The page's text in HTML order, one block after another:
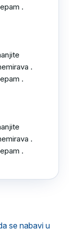
.
.
.
.
.
se nabavi u